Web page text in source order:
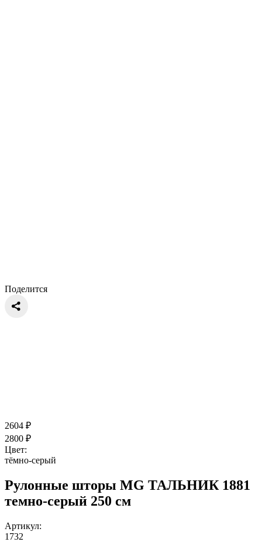
Поделится
2604 ₽
2800 ₽
Цвет:
тёмно-серый
Рулонные шторы MG ТАЛЬНИК 1881
темно-серый 250 см
Артикул:
1732